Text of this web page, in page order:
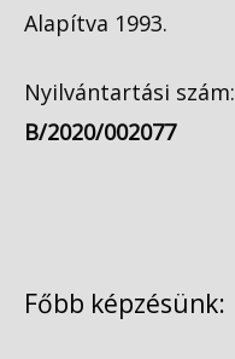
Alapítva 1993.
Nyilvántartási szám:
B/2020/002077
Főbb képzésünk: